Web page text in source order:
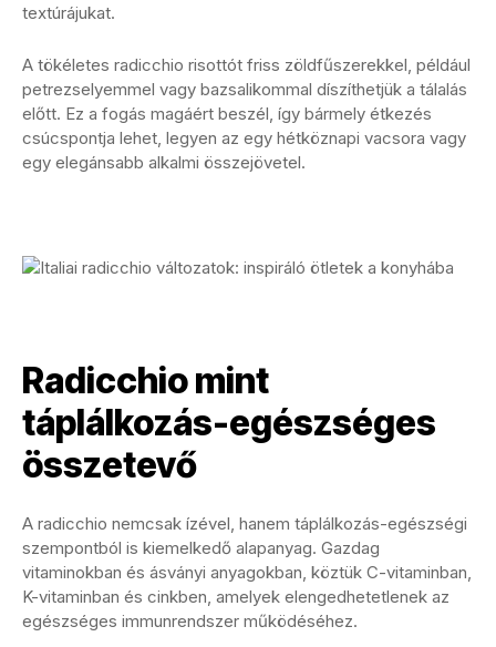
textúrájukat.
A tökéletes radicchio risottót friss zöldfűszerekkel, például
petrezselyemmel vagy bazsalikommal díszíthetjük a tálalás
előtt. Ez a fogás magáért beszél, így bármely étkezés
csúcspontja lehet, legyen az egy hétköznapi vacsora vagy
egy elegánsabb alkalmi összejövetel.
Radicchio mint
táplálkozás-egészséges
összetevő
A radicchio nemcsak ízével, hanem táplálkozás-egészségi
szempontból is kiemelkedő alapanyag. Gazdag
vitaminokban és ásványi anyagokban, köztük C-vitaminban,
K-vitaminban és cinkben, amelyek elengedhetetlenek az
egészséges immunrendszer működéséhez.